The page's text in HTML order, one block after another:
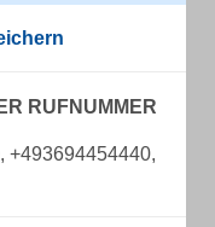
RUFNUMMER
+493694454440,